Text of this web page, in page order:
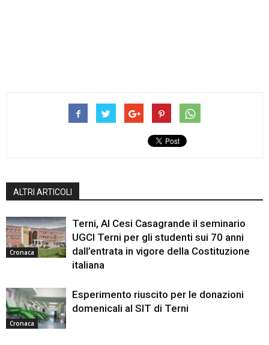
ALTRI ARTICOLI
Cronaca
Terni, Al Cesi Casagrande il seminario
UGCI Terni per gli studenti sui 70 anni
dall’entrata in vigore della Costituzione
italiana
Cronaca
Esperimento riuscito per le donazioni
domenicali al SIT di Terni